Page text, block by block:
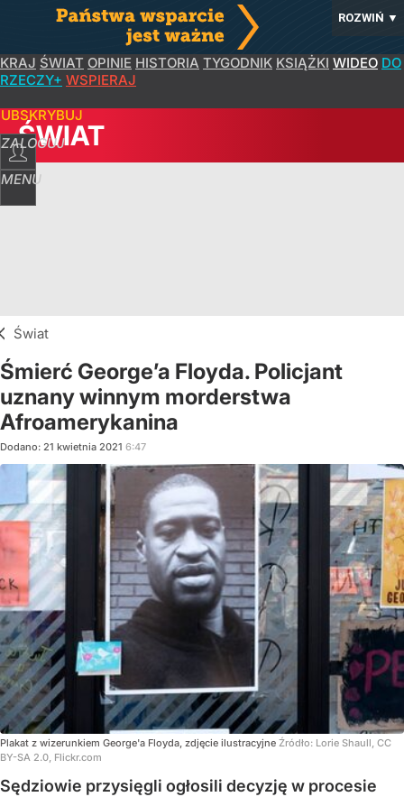
ROZWIŃ ▼
KRAJ ŚWIAT OPINIE HISTORIA TYGODNIK KSIĄŻKI WIDEO DO
RZECZY+ WSPIERAJ
ZALOGUJ
MENU
ŚWIAT
Świat
Śmierć George’a Floyda. Policjant
uznany winnym morderstwa
Afroamerykanina
Dodano: 21 kwietnia 2021 6:47
Plakat z wizerunkiem George'a Floyda, zdjęcie ilustracyjne Źródło: Lorie Shaull, CC
BY-SA 2.0, Flickr.com
Sędziowie przysięgli ogłosili decyzję w procesie